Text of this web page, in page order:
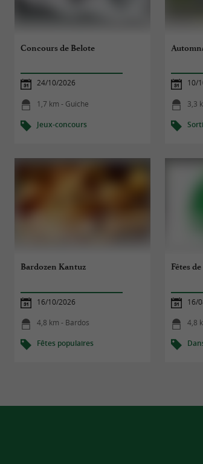
Concours de Belote
24/10/2026
1,7 km - Guiche
Jeux-concours
10/
3,3
Bardozen Kantuz
16/10/2026
4,8 km - Bardos
Fêtes populaires
Fêtes
16/
4,8